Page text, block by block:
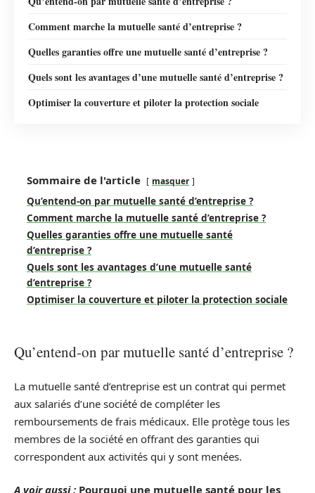
Comment marche la mutuelle santé d’entreprise ?
Quelles garanties offre une mutuelle santé d’entreprise ?
Quels sont les avantages d’une mutuelle santé d’entreprise ?
Optimiser la couverture et piloter la protection sociale
Sommaire de l'article masquer
Qu’entend-on par mutuelle santé d’entreprise ?
Comment marche la mutuelle santé d’entreprise ?
Quelles garanties offre une mutuelle santé
d’entreprise ?
Quels sont les avantages d’une mutuelle santé
d’entreprise ?
Optimiser la couverture et piloter la protection sociale
Qu’entend-on par mutuelle santé d’entreprise ?
La mutuelle santé d’entreprise est un contrat qui permet
aux salariés d’une société de compléter les
remboursements de frais médicaux. Elle protège tous les
membres de la société en offrant des garanties qui
correspondent aux activités qui y sont menées.
A voir aussi : Pourquoi une mutuelle santé pour les